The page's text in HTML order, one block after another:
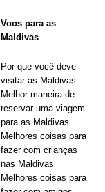
Voos para as
Maldivas
Por que você deve
visitar as Maldivas
Melhor maneira de
reservar uma viagem
para as Maldivas
Melhores coisas para
fazer com crianças
nas Maldivas
Melhores coisas para